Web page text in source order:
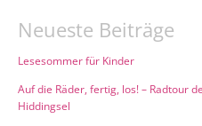
Neueste Beiträge
Lesesommer für Kinder
Auf die Räder, fertig, los! – Radtour
Hiddingsel